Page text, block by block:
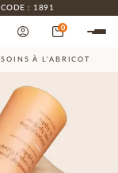
CODE : 1891
0
SOINS À L'ABRICOT